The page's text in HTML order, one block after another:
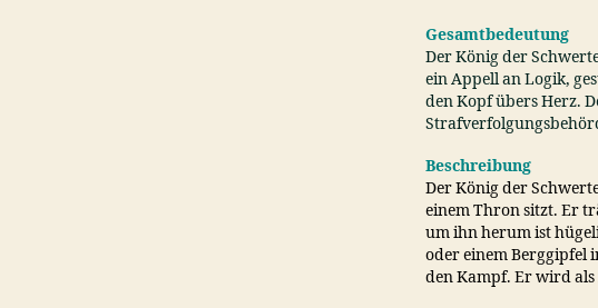
Gesamtbedeutung
Der König der
ein Appell an Logik,
den Kopf übers Herz.
Beschreibung
Der König der
einem Thron sitzt. Er
um ihn herum ist
oder einem Berggipfel
den Kampf. Er wird